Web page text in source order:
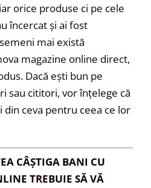
orice produse ci pe cele
încercat și ai fost
mai există
magazine online direct,
Dacă ești bun pe
sau cititori, vor înțelege că
ceva pentru ceea ce lor
CÂȘTIGA BANI CU
TREBUIE SĂ VĂ